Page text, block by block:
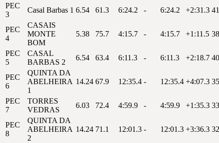
PEC
3
Casal Barbas 1 6.54 61.3 6:24.2 - 6:24.2 +2:31.3 41
PEC
4
CASAIS
MONTE
BOM
5.38 75.7 4:15.7 - 4:15.7 +1:11.5 38
PEC
5
CASAL
BARBAS 2
6.54 63.4 6:11.3 - 6:11.3 +2:18.7 40
PEC
6
QUINTA DA
ABELHEIRA
1
14.24 67.9 12:35.4 - 12:35.4 +4:07.3 35
PEC
7
TORRES
VEDRAS
6.03 72.4 4:59.9 - 4:59.9 +1:35.3 33
PEC
8
QUINTA DA
ABELHEIRA
2
14.24 71.1 12:01.3 - 12:01.3 +3:36.3 32